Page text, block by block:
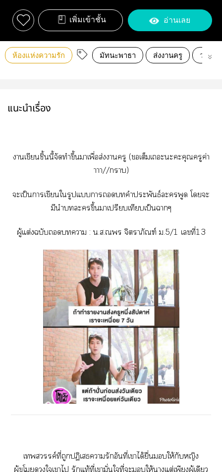
เพิ่มเข้าชั้น อ่านเลย
ห้องแห่งความรัก มัทนะพาธา ส่งงานครู วรรณ
แนะนำเรื่อง
าเขียนชิ้นนี้จัดทำขึ้นาเพื่อส่งาครู (เต็มเะะะคุณครูค่า
าาา//า)
ะเป็นาเขียนใรูปแาคำประพันธ์ะพูด โะ
มีนำะขึ้นาเปรียบเทียบเป็นาๆ
ผู้แต่งฉบับา : น.ส.ณ จิตราภัณฑ์ ม.5/1 เที่13
เสวรรค์ที่ถูกปฎิเธารักอันที่เาได้ยื่นให้กับหญิง
ผู้โใเาไ รักแท้ที่เามั่นใจที่ะให้าแต่เพียงผู้เดียว